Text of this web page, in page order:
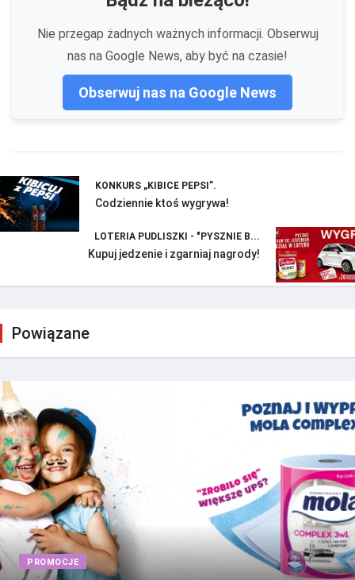
Nie przegap żadnych ważnych informacji. Obserwuj
nas na Google News, aby być na czasie!
Obserwuj nas na Google News
KONKURS „KIBICE PEPSI”.
Codziennie ktoś wygrywa!
LOTERIA PUDLISZKI - "PYSZNIE B...
Kupuj jedzenie i zgarniaj nagrody!
Powiązane
PROMOCJE